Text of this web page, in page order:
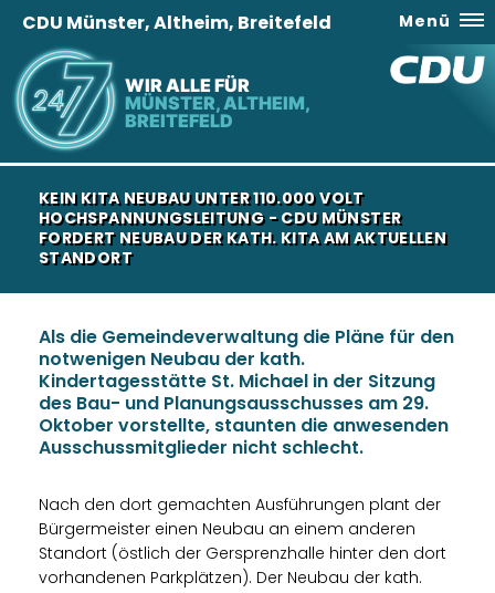
WIR ALLE FÜR
MÜNSTER, ALTHEIM,
BREITEFELD
CDU Münster, Altheim, Breitefeld Menü
KEIN KITA NEUBAU UNTER 110.000 VOLT
HOCHSPANNUNGSLEITUNG - CDU MÜNSTER
FORDERT NEUBAU DER KATH. KITA AM AKTUELLEN
STANDORT
Als die Gemeindeverwaltung die Pläne für den
notwenigen Neubau der kath.
Kindertagesstätte St. Michael in der Sitzung
des Bau- und Planungsausschusses am 29.
Oktober vorstellte, staunten die anwesenden
Ausschussmitglieder nicht schlecht.
Nach den dort gemachten Ausführungen plant der
Bürgermeister einen Neubau an einem anderen
Standort (östlich der Gersprenzhalle hinter den dort
vorhandenen Parkplätzen). Der Neubau der kath.